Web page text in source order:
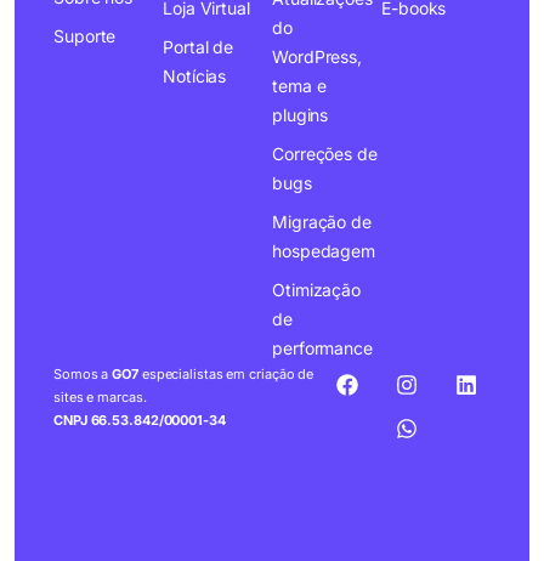
Suporte
Loja Virtual
Portal de
Notícias
do
WordPress,
tema e
plugins
Correções de
bugs
Migração de
hospedagem
Otimização
de
performance
E-books
Somos aGO7especialistas em criação de
sites e marcas.
CNPJ 66.53.842/00001-34